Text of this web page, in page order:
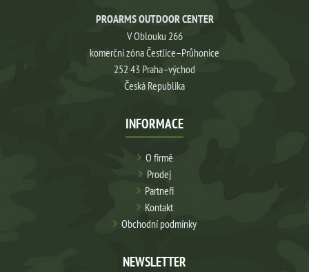
PROARMS OUTDOOR CENTER
V Oblouku 266
komerční zóna Čestlice–Průhonice
252 43 Praha–východ
Česká Republika
INFORMACE
O firmě
Prodej
Partneři
Kontakt
Obchodní podmínky
NEWSLETTER